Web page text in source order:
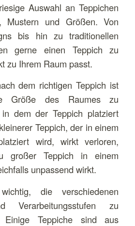
Auswahl an Teppichen
Mustern und Größen. Von
bis hin zu traditionellen
gerne einen Teppich zu
zu Ihrem Raum passt.
dem richtigen Teppich ist
Größe des Raumes zu
in dem der Teppich platziert
Teppich, der in einem
wird, wirkt verloren,
großer Teppich in einem
unpassend wirkt.
die verschiedenen
Verarbeitungsstufen zu
Einige Teppiche sind aus